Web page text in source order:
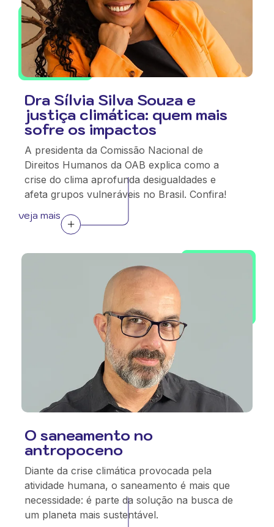
Dra Sílvia Silva Souza e
justiça climática: quem mais
sofre os impactos
A presidenta da Comissão Nacional de
Direitos Humanos da OAB explica como a
crise do clima aprofunda desigualdades e
afeta grupos vulneráveis no Brasil. Confira!
veja mais
O saneamento no
antropoceno
Diante da crise climática provocada pela
atividade humana, o saneamento é mais que
necessidade: é parte da solução na busca de
um planeta mais sustentável.